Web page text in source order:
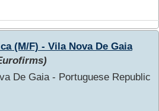
(M/F) - Vila Nova De Gaia
De Gaia - Portuguese Republic